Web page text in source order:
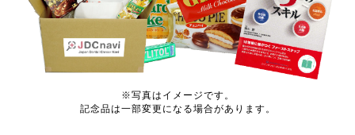
※写真はイメージです。
記念品は一部変更になる場合があります。